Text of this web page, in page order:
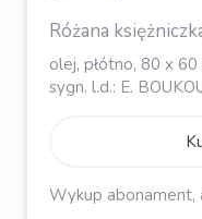
Różana
olej, płótno, 80 x 60
sygn. l.d.: E.
Wykup abonament,